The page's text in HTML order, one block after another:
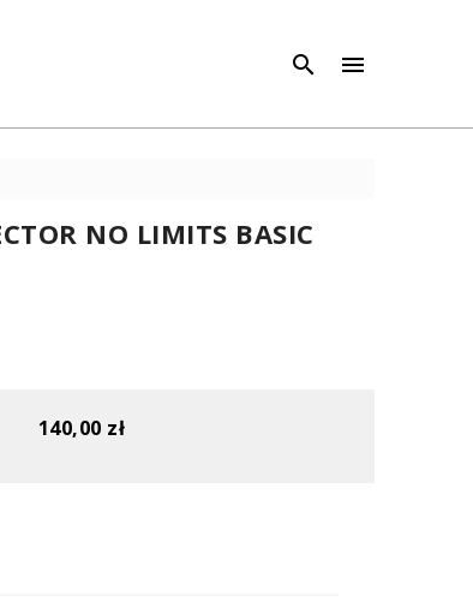
 
NO LIMITS BASIC
140,00 zł